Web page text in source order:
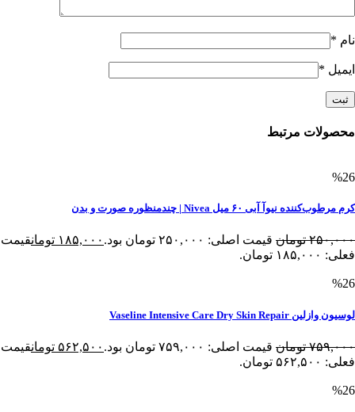
نام *
ایمیل *
محصولات مرتبط
%26
کرم مرطوب‌کننده نیوآ آبی ۶۰ میل Nivea | چندمنظوره صورت و بدن
۲۵۰,۰۰۰ تومان قیمت اصلی: ۲۵۰,۰۰۰ تومان بود. ۱۸۵,۰۰۰ تومانقیمت
فعلی: ۱۸۵,۰۰۰ تومان.
%26
لوسیون وازلین Vaseline Intensive Care Dry Skin Repair
۷۵۹,۰۰۰ تومان قیمت اصلی: ۷۵۹,۰۰۰ تومان بود. ۵۶۲,۵۰۰ تومانقیمت
فعلی: ۵۶۲,۵۰۰ تومان.
%26